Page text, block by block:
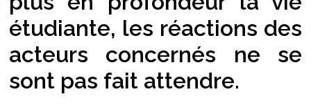
étudiante, les réactions des
acteurs concernés ne se
sont pas fait attendre.